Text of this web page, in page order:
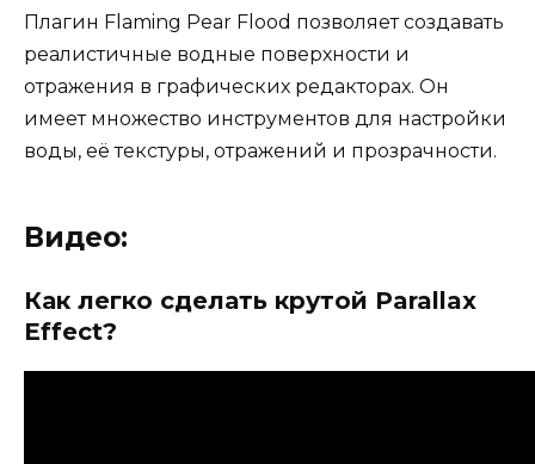
Плагин Flaming Pear Flood позволяет создавать
реалистичные водные поверхности и
отражения в графических редакторах. Он
имеет множество инструментов для настройки
воды, её текстуры, отражений и прозрачности.
Видео:
Как легко сделать крутой Parallax
Effect?